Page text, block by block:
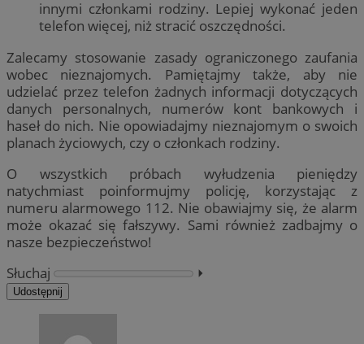
innymi członkami rodziny. Lepiej wykonać jeden
telefon więcej, niż stracić oszczędności.
Zalecamy stosowanie zasady ograniczonego zaufania
wobec nieznajomych. Pamiętajmy także, aby nie
udzielać przez telefon żadnych informacji dotyczących
danych personalnych, numerów kont bankowych i
haseł do nich. Nie opowiadajmy nieznajomym o swoich
planach życiowych, czy o członkach rodziny.
O wszystkich próbach wyłudzenia pieniędzy
natychmiast poinformujmy policję, korzystając z
numeru alarmowego 112. Nie obawiajmy się, że alarm
może okazać się fałszywy. Sami również zadbajmy o
nasze bezpieczeństwo!
Słuchaj
⏵︎
Udostępnij